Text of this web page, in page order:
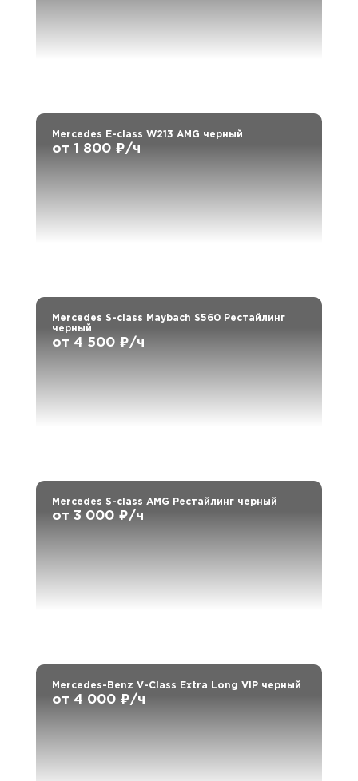
Mercedes E-class W213 AMG черный
от 1 800 ₽/ч
Mercedes S-class Maybach S560 Рестайлинг
черный
от 4 500 ₽/ч
Mercedes S-class AMG Рестайлинг черный
от 3 000 ₽/ч
Mercedes-Benz V-Class Extra Long VIP черный
от 4 000 ₽/ч